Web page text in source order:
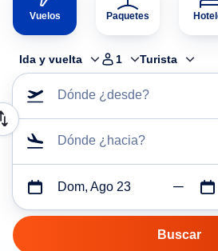
Vuelos Paquetes
Ida y vuelta 1 Turista
Dónde ¿desde?
Dónde ¿hacia?
Dom, Ago 23